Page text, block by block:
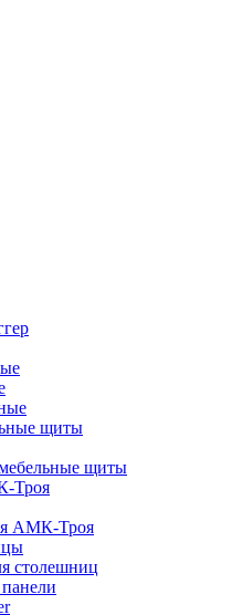
щиты
щиты
Троя
АМК-Троя
столешниц